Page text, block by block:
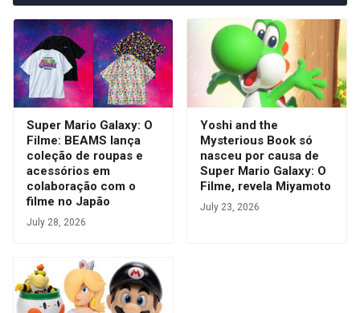
Super Mario Galaxy: O
Filme: BEAMS lança
coleção de roupas e
acessórios em
colaboração com o
filme no Japão
July 28, 2026
Yoshi and the
Mysterious Book só
nasceu por causa de
Super Mario Galaxy: O
Filme, revela Miyamoto
July 23, 2026